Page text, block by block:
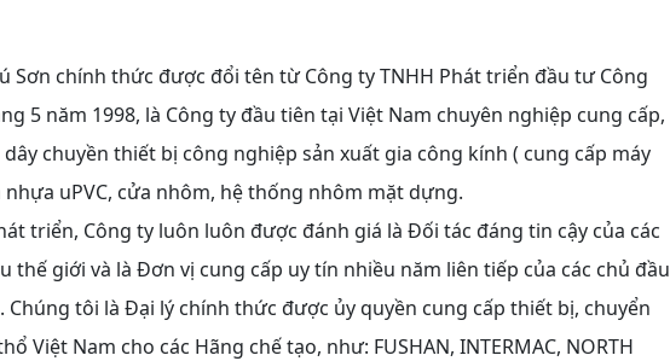
Sơn chính thức được đổi tên từ Công ty TNHH Phát triển đầu tư Công
5 năm 1998, là Công ty đầu tiên tại Việt Nam chuyên nghiệp cung cấp,
chuyền thiết bị công nghiệp sản xuất gia công kính ( cung cấp máy
uPVC, cửa nhôm, hệ thống nhôm mặt dựng.
triển, Công ty luôn luôn được đánh giá là Đối tác đáng tin cậy của các
thế giới và là Đơn vị cung cấp uy tín nhiều năm liên tiếp của các chủ đầu
tôi là Đại lý chính thức được ủy quyền cung cấp thiết bị, chuyển
Việt Nam cho các Hãng chế tạo, như: FUSHAN, INTERMAC, NORTH